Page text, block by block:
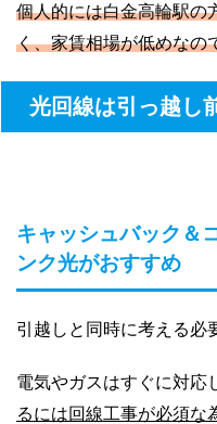
個人的には白金高輪駅の
く、家賃相場が低めなの
光回線は引っ越し
キャッシュバック＆
ンク光がおすすめ
引越しと同時に考える必
電気やガスはすぐに対応
るには回線工事が必須な